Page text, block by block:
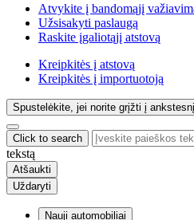
Atvykite į bandomąjį
Užsisakyti paslaugą
Raskite įgaliotąjį atstovą
Kreipkitės į atstovą
Kreipkitės į importuotoją
Spustelėkite, jei norite grįžti į
Click to search
tekstą
Atšaukti
Uždaryti
Nauji automobiliai